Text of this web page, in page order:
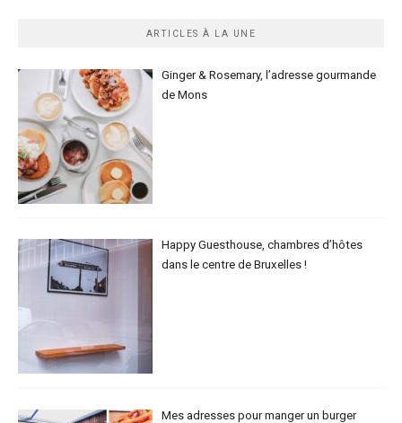
ARTICLES À LA UNE
Ginger & Rosemary, l’adresse gourmande
de Mons
Happy Guesthouse, chambres d’hôtes
dans le centre de Bruxelles !
Mes adresses pour manger un burger